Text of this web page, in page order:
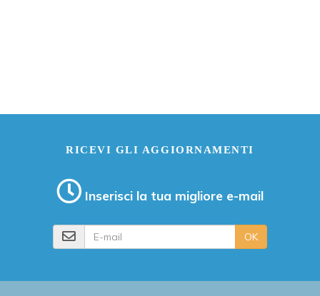
RICEVI GLI AGGIORNAMENTI
Inserisci la tua migliore e-mail
OK